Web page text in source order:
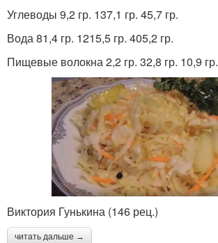
Углеводы 9,2 гр. 137,1 гр. 45,7 гр.
Вода 81,4 гр. 1215,5 гр. 405,2 гр.
Пищевые волокна 2,2 гр. 32,8 гр. 10,9 гр.
Виктория Гунькина (146 рец.)
читать дальше →